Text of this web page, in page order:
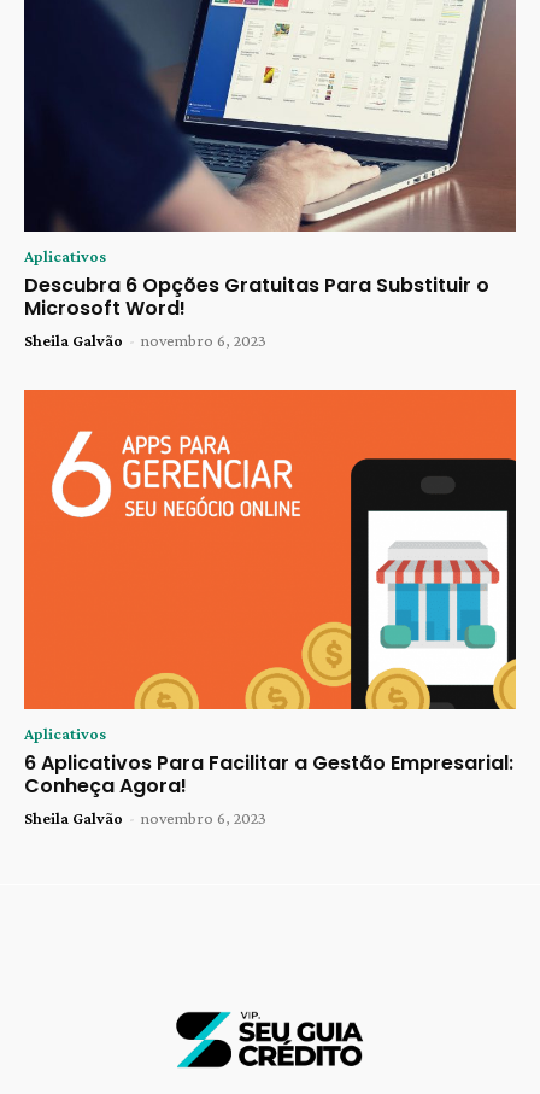
Aplicativos
Descubra 6 Opções Gratuitas Para Substituir o
Microsoft Word!
Sheila Galvão - novembro 6, 2023
Aplicativos
6 Aplicativos Para Facilitar a Gestão Empresarial:
Conheça Agora!
Sheila Galvão - novembro 6, 2023